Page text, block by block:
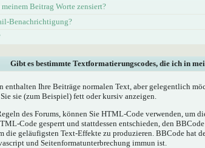
Beitrag Worte zensiert?
Benachrichtigung?
Gibt es bestimmte Textformatierungscodes, die ich in
enthalten Ihre Beiträge normalen Text, aber gelegentlich
sie (zum Beispiel) fett oder kursiv anzeigen.
des Forums, können Sie HTML-Code verwenden, um
Code gesperrt und stattdessen entschieden, den
die geläufigsten Text-Effekte zu produzieren. BBCode hat
und Seitenformatunterbrechung immun ist.